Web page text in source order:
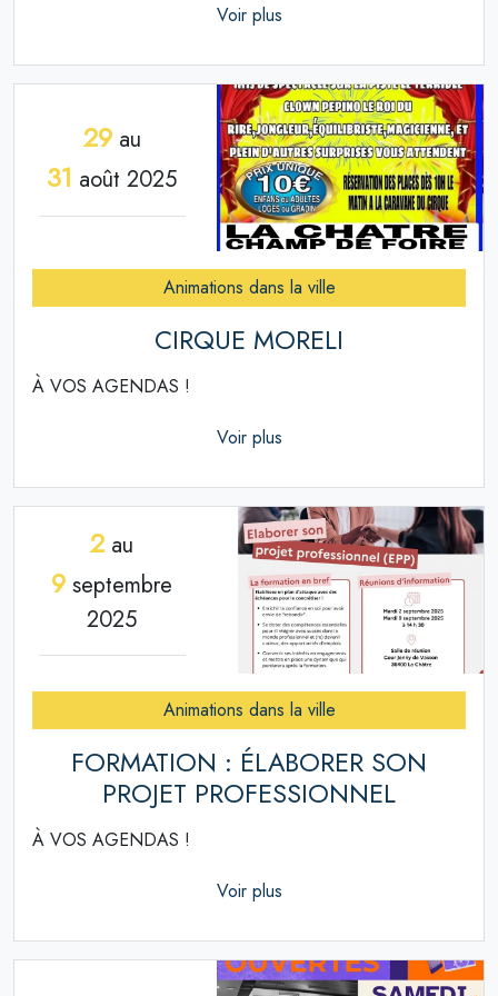
Voir plus
29au
31 août 2025
Animations dans la ville
CIRQUE MORELI
À VOS AGENDAS !
Voir plus
2 au
9 septembre
2025
Animations dans la ville
FORMATION : ÉLABORER SON
PROJET PROFESSIONNEL
À VOS AGENDAS !
Voir plus